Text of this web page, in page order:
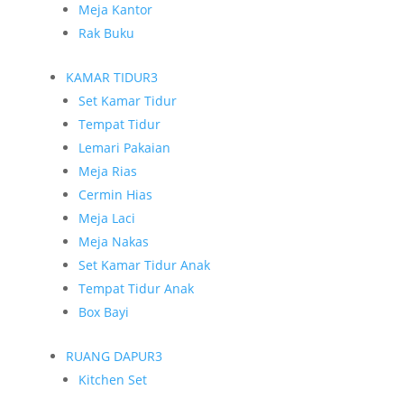
Meja Kantor
Rak Buku
KAMAR TIDUR3
Set Kamar Tidur
Tempat Tidur
Lemari Pakaian
Meja Rias
Cermin Hias
Meja Laci
Meja Nakas
Set Kamar Tidur Anak
Tempat Tidur Anak
Box Bayi
RUANG DAPUR3
Kitchen Set